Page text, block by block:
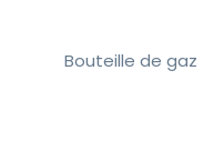
Bouteille de gaz